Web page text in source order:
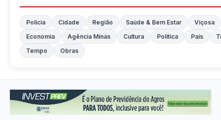
Polícia Cidade Região Saúde & Bem Estar
Viçosa
Economia
Agência Minas Cultura Política País
Tempo
Obras